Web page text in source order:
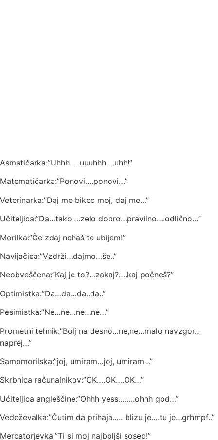
Asmatičarka:”Uhhh…..uuuhhh….uhh!”
Matematičarka:”Ponovi….ponovi…”
Veterinarka:”Daj me bikec moj, daj me…”
Učiteljica:”Da…tako….zelo dobro…pravilno….odlično…”
Morilka:”Če zdaj nehaš te ubijem!”
Navijačica:”Vzdrži…dajmo…še..”
Neobveščena:”Kaj je to?…zakaj?….kaj počneš?”
Optimistka:”Da…da…da..da..”
Pesimistka:”Ne…ne…ne…ne…”
Prometni tehnik:”Bolj na desno…ne,ne…malo navzgor…
naprej…”
Samomorilska:”joj, umiram…joj, umiram…”
Skrbnica računalnikov:”OK….OK….OK…”
Ućiteljica angleščine:”Ohhh yess……..ohhh god…”
Vedeževalka:”Čutim da prihaja….. blizu je….tu je…grhmpf..”
Mercatorjevka:”Ti si moj najboljši sosed!”